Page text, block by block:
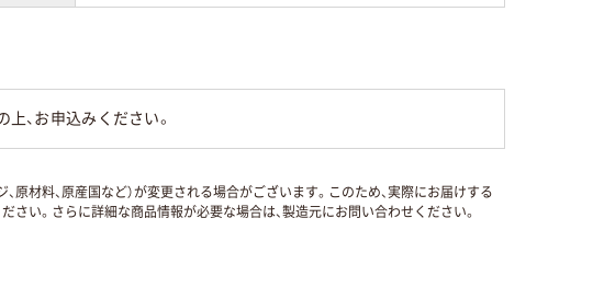
上、お申込みください。
原材料、原産国など）が変更される場合がございます。このため、実際にお届けする
い。さらに詳細な商品情報が必要な場合は、製造元にお問い合わせください。